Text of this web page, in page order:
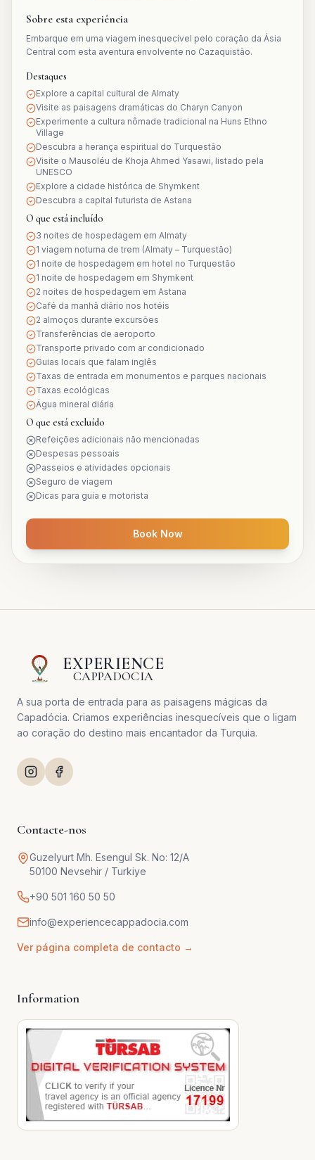
Sobre esta experiência
Embarque em uma viagem inesquecível pelo coração da Ásia
Central com esta aventura envolvente no Cazaquistão.
Destaques
Explore a capital cultural de Almaty
Visite as paisagens dramáticas do Charyn Canyon
Experimente a cultura nômade tradicional na Huns Ethno
Village
Descubra a herança espiritual do Turquestão
Visite o Mausoléu de Khoja Ahmed Yasawi, listado pela
UNESCO
Explore a cidade histórica de Shymkent
Descubra a capital futurista de Astana
O que está incluído
3 noites de hospedagem em Almaty
1 viagem noturna de trem (Almaty – Turquestão)
1 noite de hospedagem em hotel no Turquestão
1 noite de hospedagem em Shymkent
2 noites de hospedagem em Astana
Café da manhã diário nos hotéis
2 almoços durante excursões
Transferências de aeroporto
Transporte privado com ar condicionado
Guias locais que falam inglês
Taxas de entrada em monumentos e parques nacionais
Taxas ecológicas
Água mineral diária
O que está excluído
Refeições adicionais não mencionadas
Despesas pessoais
Passeios e atividades opcionais
Seguro de viagem
Dicas para guia e motorista
Book Now
EXPERIENCE
CAPPADOCIA
A sua porta de entrada para as paisagens mágicas da
Capadócia. Criamos experiências inesquecíveis que o ligam
ao coração do destino mais encantador da Turquia.
Contacte-nos
Guzelyurt Mh. Esengul Sk. No: 12/A
50100 Nevsehir / Turkiye
+90 501 160 50 50
info@experiencecappadocia.com
Ver página completa de contacto →
Information